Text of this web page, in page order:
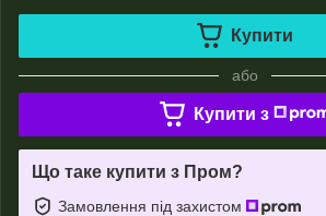
Купити
або
Купити з
Що таке купити з Пром?
Замовлення під захистом